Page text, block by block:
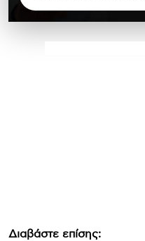
Διαβάστε επίσης: